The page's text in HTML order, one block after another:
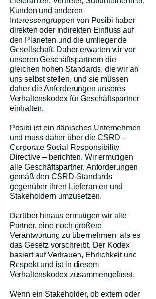
Kunden und anderen
Interessengruppen von Posibi haben
direkten oder indirekten Einfluss auf
den Planeten und die umliegende
Gesellschaft. Daher erwarten wir von
unseren Geschäftspartnern die
gleichen hohen Standards, die wir an
uns selbst stellen, und sie müssen
daher die Anforderungen unseres
Verhaltenskodex für Geschäftspartner
einhalten.
Posibi ist ein dänisches Unternehmen
und muss daher über die CSRD –
Corporate Social Responsibility
Directive – berichten. Wir ermutigen
alle Geschäftspartner, Anforderungen
gemäß den CSRD-Standards
gegenüber ihren Lieferanten und
Stakeholdern umzusetzen.
Darüber hinaus ermutigen wir alle
Partner, eine noch größere
Verantwortung zu übernehmen, als es
das Gesetz vorschreibt. Der Kodex
basiert auf Vertrauen, Ehrlichkeit und
Respekt und ist in diesem
Verhaltenskodex zusammengefasst.
Wenn ein Stakeholder, ob extern oder